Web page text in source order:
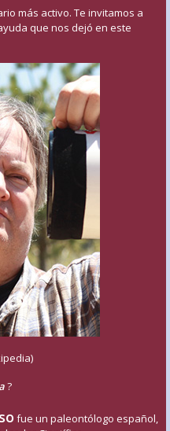
más activo. Te invitamos a
que nos dejó en este
?
fue un paleontólogo español,